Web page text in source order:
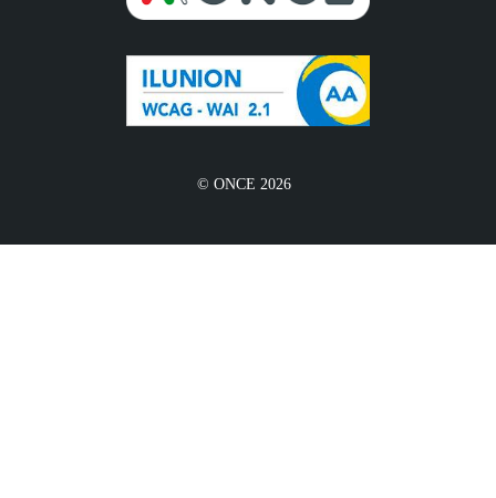
© ONCE 2026